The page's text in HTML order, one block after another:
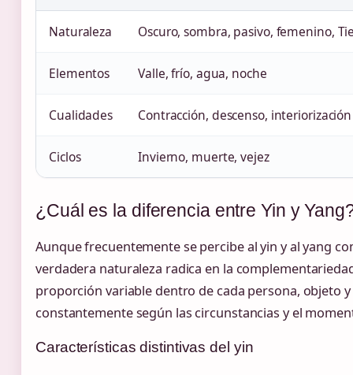
Naturaleza Oscuro, sombra, pasivo, femenino,
Elementos Valle, frío, agua, noche
Cualidades Contracción, descenso, interiorización
Ciclos Invierno, muerte, vejez
¿Cuál es la diferencia entre Yin y
Aunque frecuentemente se percibe al yin y al yang
verdadera naturaleza radica en la
proporción variable dentro de cada persona, objeto
constantemente según las circunstancias y el
Características distintivas del yin